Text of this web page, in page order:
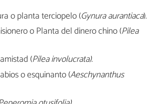
o planta terciopelo (Gynura aurantiaca).
o Planta del dinero chino (Pilea
(Pilea involucrata).
o esquinanto (Aeschynanthus